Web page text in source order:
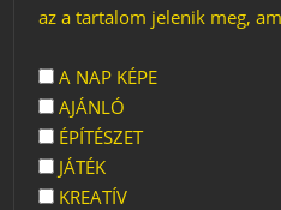
az a tartalom jelenik meg,
A NAP KÉPE
AJÁNLÓ
ÉPÍTÉSZET
JÁTÉK
KREATÍV